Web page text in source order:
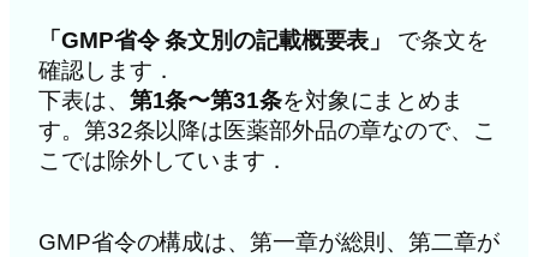
「GMP省令 条文別の記載概要表」
で条文を
確認します．
下表は、 第1条〜第31条を対象にまとめま
す。第32条以降は医薬部外品の章なので、こ
こでは除外しています．
GMP省令の構成は、第一章が総則、第二章が